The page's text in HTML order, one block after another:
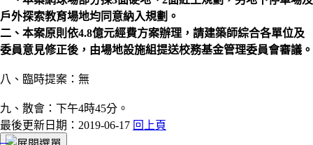
戶外探索教育場地均同意納入規劃 。
二 、 本案原則依4.8億元經費方案辦理 ， 請建築師綜合各單位及
委員意見修正後 ， 由場地設施組提送校務基金管理委員會審議。
八、臨時提案：無
九、散會：下午4時45分。
最後更新日期：2019-06-17 回上頁
:::